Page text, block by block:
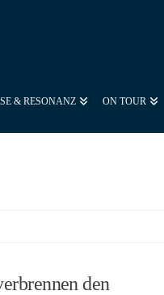
& RESONANZ ON TOUR
den